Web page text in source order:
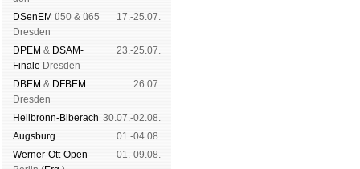
DSenEM ü50 & ü65
Dres­den
17.-25.07.
DPEM & DSAM-
Finale Dres­den
23.-25.07.
DBEM & DFBEM
Dres­den
26.07.
Heil­bronn-Bi­ber­ach 30.07.-02.08.
Augs­burg
01.-04.08.
Werner-Ott-Open
01.-09.08.